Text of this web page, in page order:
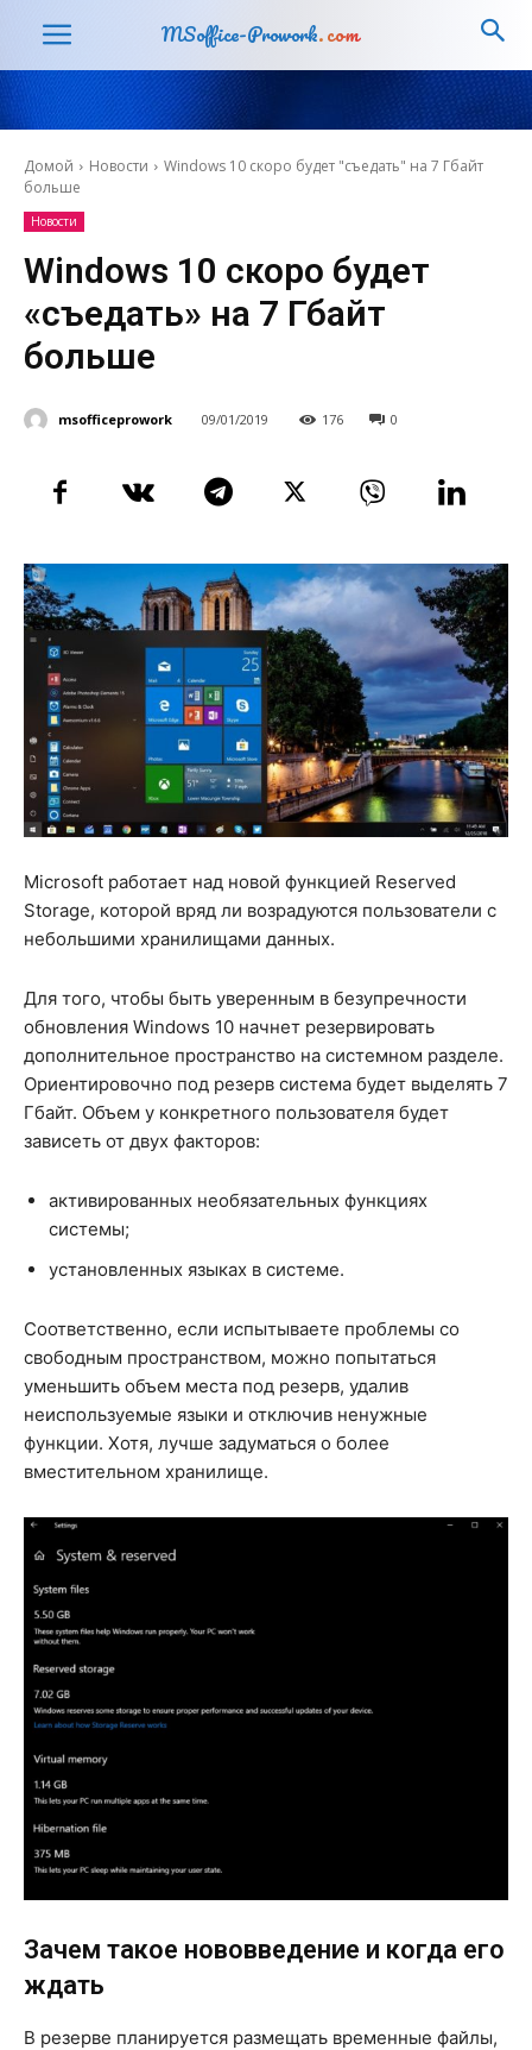
MSoffice-Prowork.com
Домой Новости
Windows 10 скоро будет "съедать" на 7 Гбайт
больше
Новости
Windows 10 скоро будет
«съедать» на 7 Гбайт
больше
msofficeprowork 09/01/2019 176 0
Microsoft работает над новой функцией Reserved
Storage, которой вряд ли возрадуются пользователи с
небольшими хранилищами данных.
Для того, чтобы быть уверенным в безупречности
обновления Windows 10 начнет резервировать
дополнительное пространство на системном разделе.
Ориентировочно под резерв система будет выделять 7
Гбайт. Объем у конкретного пользователя будет
зависеть от двух факторов:
активированных необязательных функциях
системы;
установленных языках в системе.
Соответственно, если испытываете проблемы со
свободным пространством, можно попытаться
уменьшить объем места под резерв, удалив
неиспользуемые языки и отключив ненужные
функции. Хотя, лучше задуматься о более
вместительном хранилище.
Зачем такое нововведение и когда его
ждать
В резерве планируется размещать временные файлы,